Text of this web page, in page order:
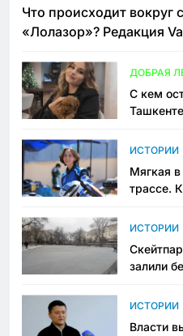
Что происходит вокруг
«Лолазор»? Редакция
ДОБРАЯ
С кем
ИСТОРИИ
Мягкая
трассе.
ИСТОРИИ
залили
ИСТОРИИ
Власти